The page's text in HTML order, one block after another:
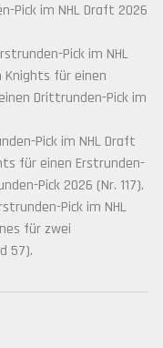
Pick im NHL Draft 2026
Pick im NHL
Knights für einen
Drittrunden-Pick im
Pick im NHL Draft
für einen Erstrunden-
Pick 2026 (Nr. 117).
Pick im NHL
für zwei
57).